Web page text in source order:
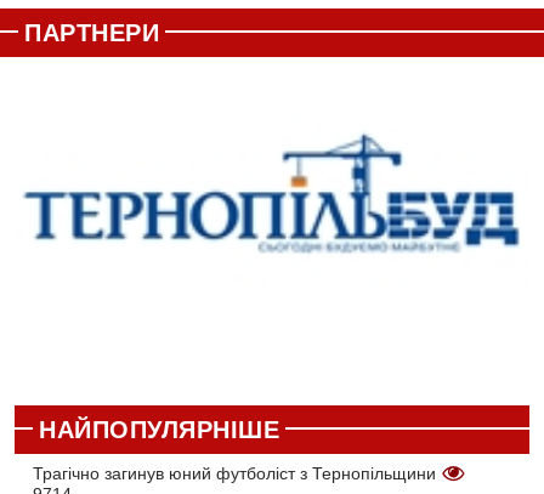
ПАРТНЕРИ
НАЙПОПУЛЯРНІШЕ
Трагічно загинув юний футболіст з Тернопільщини